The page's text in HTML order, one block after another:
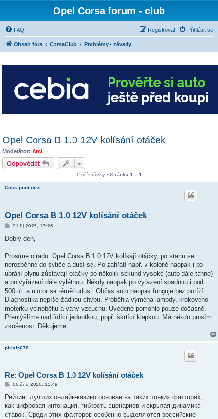
Opel Corsa forum - club
FAQ Přihlásit se
Registrovat
Obsah fóra CorsaClub Problémy - závady
Opel Corsa B 1.0 12V kolísání otáček
Moderátor: Arci
Odpovědět
2 příspěvky • Stránka 1 z 1
Cosrapodedovi
Opel Corsa B 1.0 12V kolísání otáček
P
í
ě
e
k
01 říj 2025, 17:26
Dobrý den,
Prosíme o radu: Opel Corsa B 1.0 12V kolísají otáčky, po startu se
nerozběhne do sytiče a dusí se. Po zahřátí např. v koloně naopak i po
ubrání plynu zůstávají otáčky po několik sekund vysoké (auto dále táhne)
a po vyřazení dále vylétnou. Někdy naopak po vyřazení spadnou i pod
500 ot. a motor se téměř udusí. Občas auto naopak funguje bez potíží.
Diagnostika nepíše žádnou chybu. Proběhla výměna lambdy, krokového
motorku volnoběhu a váhy vzduchu. Uvedené pomohlo pouze dočasně.
Přemýšlíme nad řídící jednotkou, popř. škrtící klapkou. Má někdo prosím
zkušenost. Děkujeme.
pirisin678
Re: Opel Corsa B 1.0 12V kolísání otáček
P
í
p
ě
06 úno 2026, 13:49
Рейтинг лучших онлайн-казино основан на таких тонких факторах,
как цифровая интонация, гибкость сценариев и скрытая динамика
ставок. Среди этих факторов особенно выделяются российские